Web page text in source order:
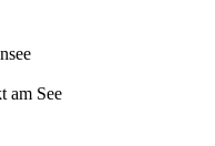
am See